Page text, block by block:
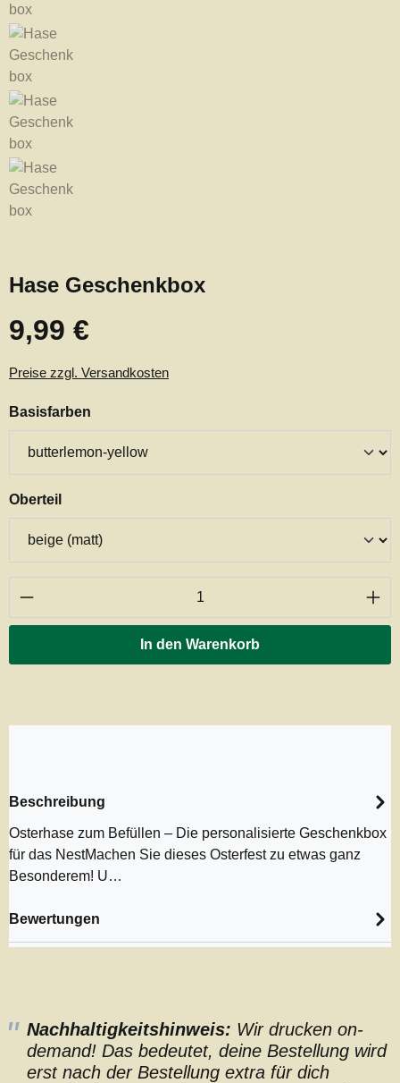
Hase Geschenkbox
Regulärer Preis:
9,99 €
Preise zzgl. Versandkosten
Basisfarben
Oberteilauswählen
Produkt Anzahl: Gib den gewünschten
In den Warenkorb
Beschreibung
Osterhase zum Befüllen – Die personalisierte Geschenkbox
für das NestMachen Sie dieses Osterfest zu etwas ganz
Besonderem! U…
Bewertungen
Nachhaltigkeitshinweis: Wir drucken on-
demand! Das bedeutet, deine Bestellung wird
erst nach der Bestellung extra für dich